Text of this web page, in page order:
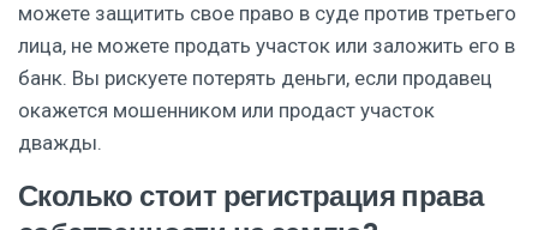
можете защитить свое право в суде против третьего
лица, не можете продать участок или заложить его в
банк. Вы рискуете потерять деньги, если продавец
окажется мошенником или продаст участок
дважды.
Сколько стоит регистрация права